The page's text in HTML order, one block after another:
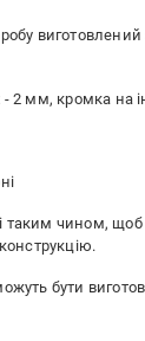
2 мм, кромка на
таким чином, щоб
бути